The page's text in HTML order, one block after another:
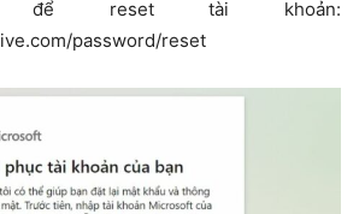
để reset tài khoản:
password/reset